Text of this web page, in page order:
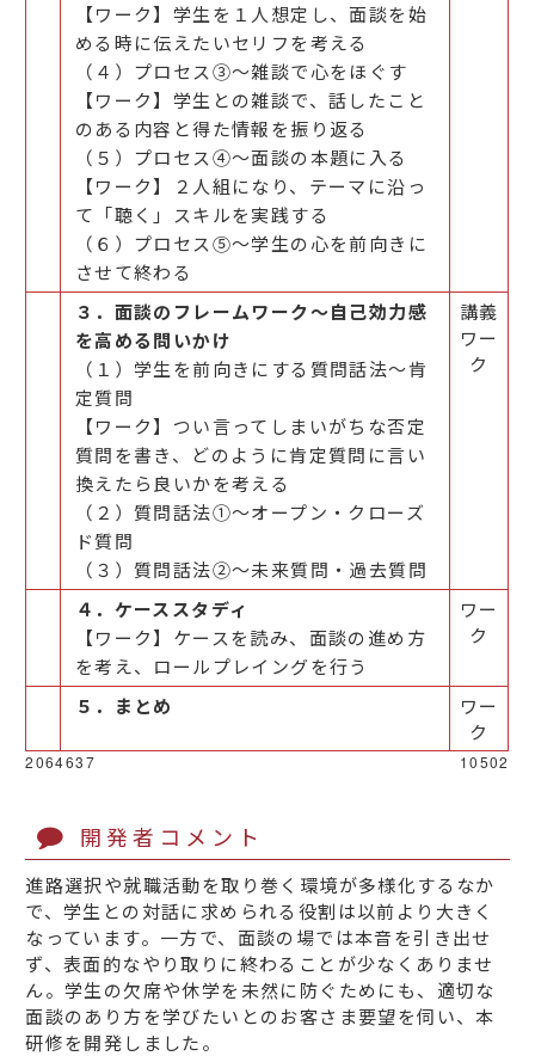
【ワーク】学生を１人想定し、面談を始
める時に伝えたいセリフを考える
（４）プロセス③～雑談で心をほぐす
【ワーク】学生との雑談で、話したこと
のある内容と得た情報を振り返る
（５）プロセス④～面談の本題に入る
【ワーク】２人組になり、テーマに沿っ
て「聴く」スキルを実践する
（６）プロセス⑤～学生の心を前向きに
させて終わる
３．面談のフレームワーク～自己効力感
を高める問いかけ
（１）学生を前向きにする質問話法～肯
定質問
【ワーク】つい言ってしまいがちな否定
質問を書き、どのように肯定質問に言い
換えたら良いかを考える
（２）質問話法①～オープン・クローズ
ド質問
（３）質問話法②～未来質問・過去質問
講義
ワー
ク
４．ケーススタディ
【ワーク】ケースを読み、面談の進め方
を考え、ロールプレイングを行う
ワー
ク
５．まとめ
ワー
ク
10502
2064637
開発者コメント
進路選択や就職活動を取り巻く環境が多様化するなか
で、学生との対話に求められる役割は以前より大きく
なっています。一方で、面談の場では本音を引き出せ
ず、表面的なやり取りに終わることが少なくありませ
ん。学生の欠席や休学を未然に防ぐためにも、適切な
面談のあり方を学びたいとのお客さま要望を伺い、本
研修を開発しました。